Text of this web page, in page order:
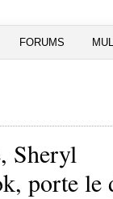
FORUMS
Sheryl
porte le